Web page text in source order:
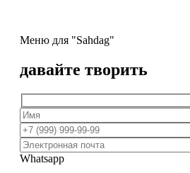
Меню для "Sahdag"
давайте творить
Whatsapp